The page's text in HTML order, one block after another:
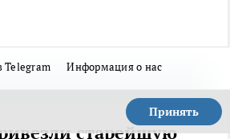
Информация о нас
Принять
старейшую